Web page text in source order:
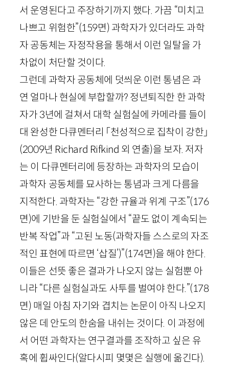
서 운영된다고 주장하기까지 했다. 가끔 “미치고
나쁘고 위험한”(159면) 과학자가 있더라도 과학
자 공동체는 자정작용을 통해서 이런 일탈을 가
차없이 처단할 것이다.
그런데 과학자 공동체에 덧씌운 이런 통념은 과
연 얼마나 현실에 부합할까? 정년퇴직한 한 과학
자가 3년에 걸쳐서 대학 실험실에 카메라를 들이
대 완성한 다큐멘터리 「천성적으로 집착이 강한」
(2009년 Richard Rifkind 외 연출)을 보자. 저자
는 이 다큐멘터리에 등장하는 과학자의 모습이
과학자 공동체를 묘사하는 통념과 크게 다름을
지적한다. 과학자는 “강한 규율과 위계 구조”(176
면)에 기반을 둔 실험실에서 “끝도 없이 계속되는
반복 작업”과 “고된 노동(과학자들 스스로의 자조
적인 표현에 따르면 ‘삽질’)”(174면)을 해야 한다.
이들은 선뜻 좋은 결과가 나오지 않는 실험뿐 아
니라 “다른 실험실과도 사투를 벌여야 한다.”(178
면) 매일 아침 자기와 겹치는 논문이 아직 나오지
않은 데 안도의 한숨을 내쉬는 것이다. 이 과정에
서 어떤 과학자는 연구결과를 조작하고 싶은 유
혹에 휩싸인다(알다시피 몇몇은 실행에 옮긴다).